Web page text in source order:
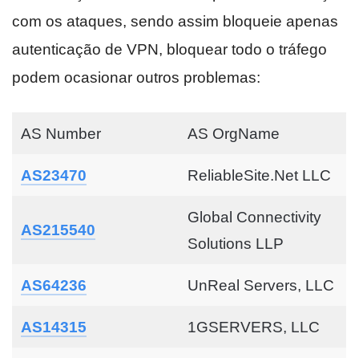
com os ataques, sendo assim bloqueie apenas
autenticação de VPN, bloquear todo o tráfego
podem ocasionar outros problemas:
AS Number AS OrgName
AS23470 ReliableSite.Net LLC
AS215540
Global Connectivity
Solutions LLP
AS64236 UnReal Servers, LLC
AS14315 1GSERVERS, LLC